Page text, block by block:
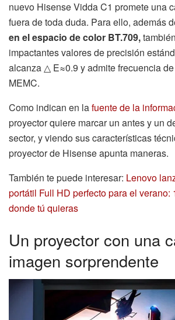
nuevo Hisense Vidda C1 promete una
fuera de toda duda. Para ello, además
en el espacio de color BT.709,
impactantes valores de precisión
alcanza △ E≈0.9 y admite frecuencia
MEMC.
Como indican en lafuente de la
proyector quiere marcar un antes y un
sector, y viendo sus características
proyector de Hisense apunta maneras.
También te puede interesar: Lenovo
portátil Full HD perfecto para el verano:
donde tú quieras
Un proyector con una
imagen sorprendente